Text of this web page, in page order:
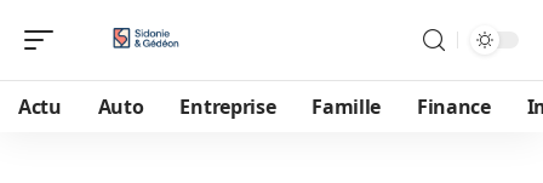
Actu Auto Entreprise Famille Finance